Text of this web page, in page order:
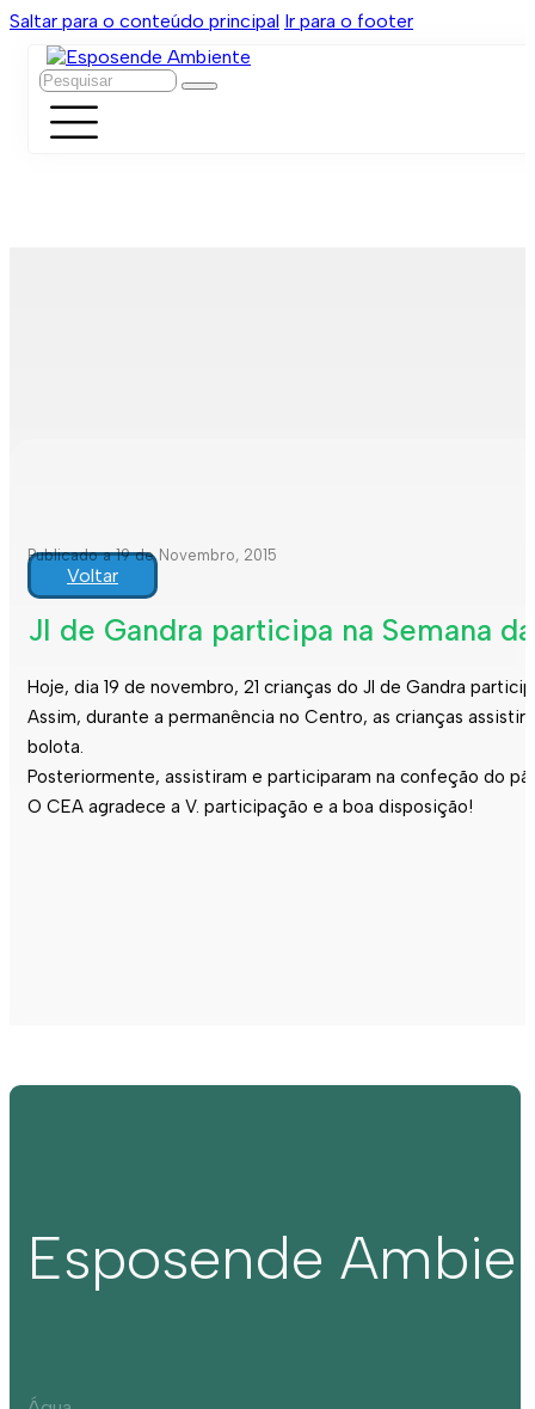
Saltar para o conteúdo principal Ir para o footer
Pesquisar
Publicado a 19 de Novembro, 2015
Voltar
JI de Gandra participa na Semana
Hoje, dia 19 de novembro, 21 crianças do JI de Gandra
Assim, durante a permanência no Centro, as crianças
bolota.
Posteriormente, assistiram e participaram na confeção do
O CEA agradece a V. participação e a boa disposição!
Esposende